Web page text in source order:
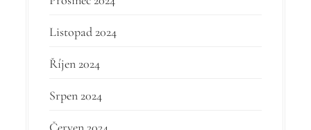
Listopad 2024
Říjen 2024
Srpen 2024